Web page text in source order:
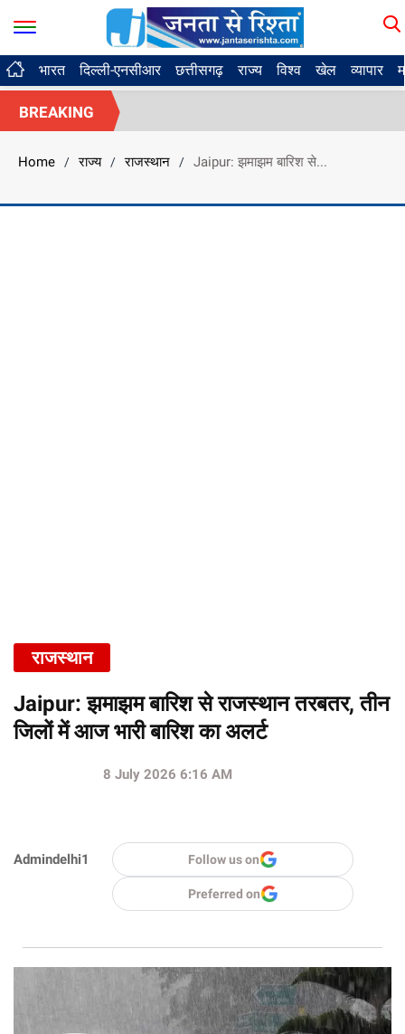
भारत दिल्ली-एनसीआर छत्तीसगढ़ राज्य विश्व खेल व्यापार
BREAKING
Home / राज्य / राजस्थान / Jaipur: झमाझम बारिश से...
राजस्थान
Jaipur: झमाझम बारिश से राजस्थान तरबतर, तीन
जिलों में आज भारी बारिश का अलर्ट
Admindelhi1
8 July 2026 6:16 AM
Follow us on
Preferred on